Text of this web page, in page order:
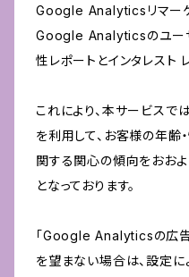
Google Analyticsリマー
Google Analyticsのユー
性レポートとインタレスト
これにより、本サービス
を利用して、お客様の年齢
関する関心の傾向をおお
となっております。
「Google Analyticsの広
を望まない場合は、設定に